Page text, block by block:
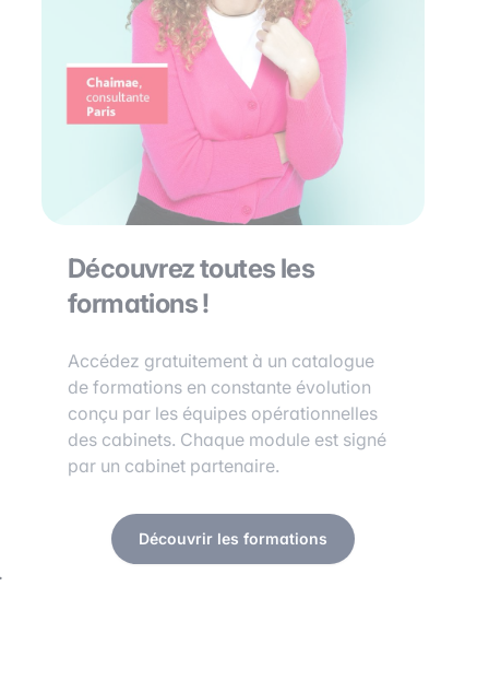
Découvrez toutes les
formations !
Accédez gratuitement à un catalogue
de formations en constante évolution
conçu par les équipes opérationnelles
des cabinets. Chaque module est signé
par un cabinet partenaire.
Découvrir les formations